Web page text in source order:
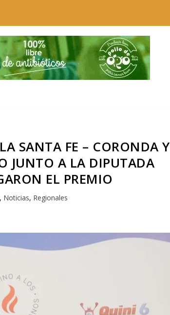
SANTA FE – CORONDA Y
JUNTO A LA DIPUTADA
EL PREMIO
, Noticias, Regionales